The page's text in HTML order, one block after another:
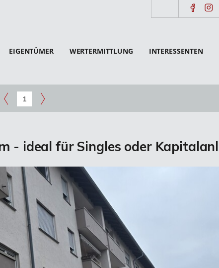
EIGENTÜMER WERTERMITTLUNG INTERESSENTEN
1
- ideal für Singles oder